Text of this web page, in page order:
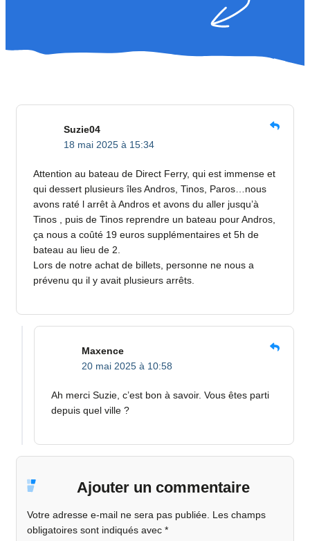
Suzie04
18 mai 2025 à 15:34
Attention au bateau de Direct Ferry, qui est immense et
qui dessert plusieurs îles Andros, Tinos, Paros…nous
avons raté l arrêt à Andros et avons du aller jusqu’à
Tinos , puis de Tinos reprendre un bateau pour Andros,
ça nous a coûté 19 euros supplémentaires et 5h de
bateau au lieu de 2.
Lors de notre achat de billets, personne ne nous a
prévenu qu il y avait plusieurs arrêts.
Maxence
20 mai 2025 à 10:58
Ah merci Suzie, c’est bon à savoir. Vous êtes parti
depuis quel ville ?
Ajouter un commentaire
Votre adresse e-mail ne sera pas publiée. Les champs
obligatoires sont indiqués avec *